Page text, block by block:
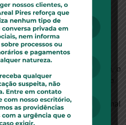
Lei 4.591/1964 previu três
extinção do contrato de
atraso da obra, com
de acordo com a
Entre elas, está a
Nesse caso, segundo ele, o
— que põe fim ao
com a consequente
compradores — é o marco final
pelas partes.